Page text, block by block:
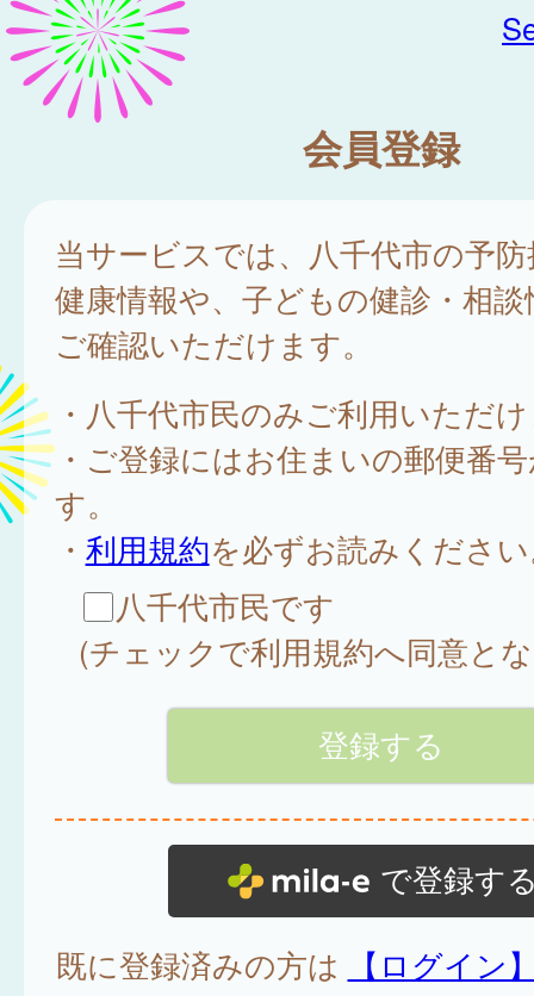
会員登録
当サービスでは、八千代市の予
健康情報や、子どもの健診・相
ご確認いただけます。
・八千代市民のみご利用いただ
・ご登録にはお住まいの郵便番
す。
・ 利用規約を必ずお読みくださ
八千代市民です
(チェックで利用規約へ同意と
で登録す
既に登録済みの方は
【ログイン